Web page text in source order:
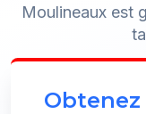
Moulineaux est